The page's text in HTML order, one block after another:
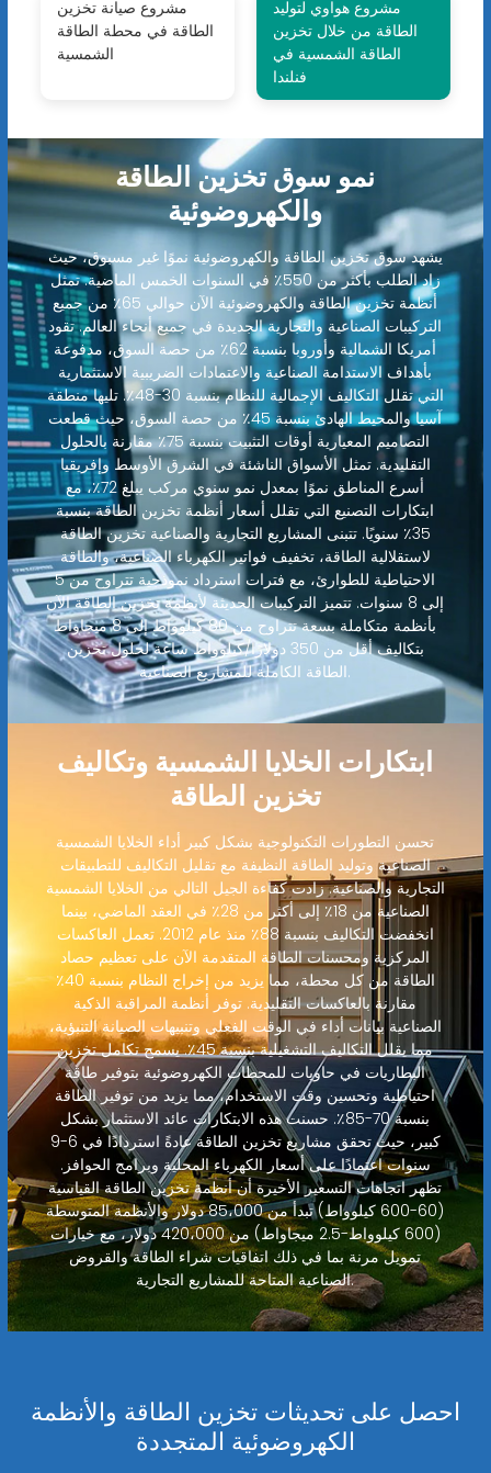
مشروع صيانة تخزين
الطاقة في محطة الطاقة
الشمسية
مشروع هواوي لتوليد
الطاقة من خلال تخزين
الطاقة الشمسية في
فنلندا
نمو سوق تخزين الطاقة
والكهروضوئية
يشهد سوق تخزين الطاقة والكهروضوئية نموًا غير مسبوق، حيث
زاد الطلب بأكثر من 550٪ في السنوات الخمس الماضية. تمثل
أنظمة تخزين الطاقة والكهروضوئية الآن حوالي 65٪ من جميع
التركيبات الصناعية والتجارية الجديدة في جميع أنحاء العالم. تقود
أمريكا الشمالية وأوروبا بنسبة 62٪ من حصة السوق، مدفوعة
بأهداف الاستدامة الصناعية والاعتمادات الضريبية الاستثمارية
التي تقلل التكاليف الإجمالية للنظام بنسبة 30-48٪. تليها منطقة
آسيا والمحيط الهادئ بنسبة 45٪ من حصة السوق، حيث قطعت
التصاميم المعيارية أوقات التثبيت بنسبة 75٪ مقارنة بالحلول
التقليدية. تمثل الأسواق الناشئة في الشرق الأوسط وإفريقيا
أسرع المناطق نموًا بمعدل نمو سنوي مركب يبلغ 72٪، مع
ابتكارات التصنيع التي تقلل أسعار أنظمة تخزين الطاقة بنسبة
35٪ سنويًا. تتبنى المشاريع التجارية والصناعية تخزين الطاقة
لاستقلالية الطاقة، تخفيف فواتير الكهرباء الصناعية، والطاقة
الاحتياطية للطوارئ، مع فترات استرداد نموذجية تتراوح من 5
إلى 8 سنوات. تتميز التركيبات الحديثة لأنظمة تخزين الطاقة الآن
بأنظمة متكاملة بسعة تتراوح من 80 كيلوواط إلى 8 ميجاواط
بتكاليف أقل من 350 دولارًا/كيلوواط ساعة لحلول تخزين
الطاقة الكاملة للمشاريع الصناعية.
ابتكارات الخلايا الشمسية وتكاليف
تخزين الطاقة
تحسن التطورات التكنولوجية بشكل كبير أداء الخلايا الشمسية
الصناعية وتوليد الطاقة النظيفة مع تقليل التكاليف للتطبيقات
التجارية والصناعية. زادت كفاءة الجيل التالي من الخلايا الشمسية
الصناعية من 18٪ إلى أكثر من 28٪ في العقد الماضي، بينما
انخفضت التكاليف بنسبة 88٪ منذ عام 2012. تعمل العاكسات
المركزية ومحسنات الطاقة المتقدمة الآن على تعظيم حصاد
الطاقة من كل محطة، مما يزيد من إخراج النظام بنسبة 40٪
مقارنة بالعاكسات التقليدية. توفر أنظمة المراقبة الذكية
الصناعية بيانات أداء في الوقت الفعلي وتنبيهات الصيانة التنبؤية،
مما يقلل التكاليف التشغيلية بنسبة 45٪. يسمح تكامل تخزين
البطاريات في حاويات للمحطات الكهروضوئية بتوفير طاقة
احتياطية وتحسين وقت الاستخدام، مما يزيد من توفير الطاقة
بنسبة 70-85٪. حسنت هذه الابتكارات عائد الاستثمار بشكل
كبير، حيث تحقق مشاريع تخزين الطاقة عادةً استردادًا في 6-9
سنوات اعتمادًا على أسعار الكهرباء المحلية وبرامج الحوافز.
تظهر اتجاهات التسعير الأخيرة أن أنظمة تخزين الطاقة القياسية
(60-600 كيلوواط) تبدأ من 85،000 دولار والأنظمة المتوسطة
(600 كيلوواط-2.5 ميجاواط) من 420،000 دولار، مع خيارات
تمويل مرنة بما في ذلك اتفاقيات شراء الطاقة والقروض
الصناعية المتاحة للمشاريع التجارية.
احصل على تحديثات تخزين الطاقة والأنظمة
الكهروضوئية المتجددة